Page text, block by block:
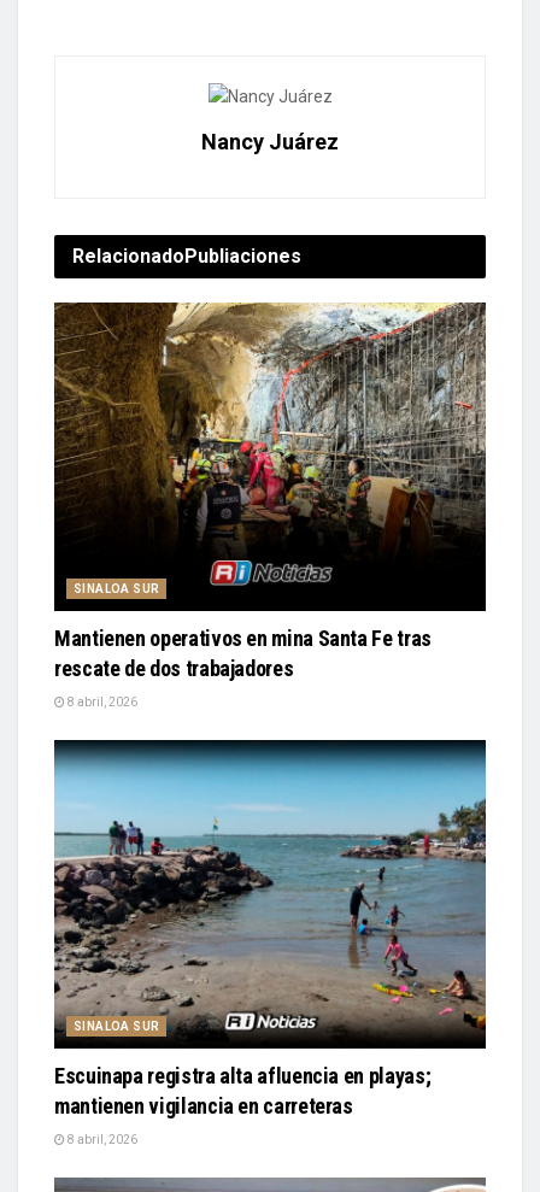
Nancy Juárez
RelacionadoPubliaciones
SINALOA SUR
Mantienen operativos en mina Santa Fe tras
rescate de dos trabajadores
8 abril, 2026
SINALOA SUR
Escuinapa registra alta afluencia en playas;
mantienen vigilancia en carreteras
8 abril, 2026